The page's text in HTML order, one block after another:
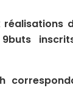
réalisations